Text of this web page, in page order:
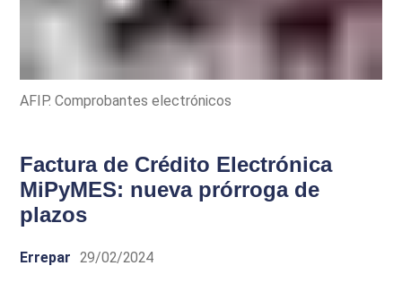
AFIP. Comprobantes electrónicos
Factura de Crédito Electrónica
MiPyMES: nueva prórroga de
plazos
Errepar 29/02/2024